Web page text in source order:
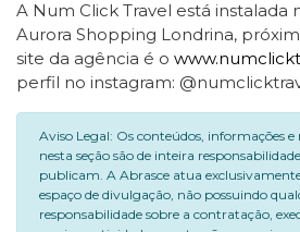
A Num Click Travel está instalada
Aurora Shopping Londrina,
site da agência é o
perfil no instagram:
Aviso Legal: Os conteúdos, informações
nesta seção são de inteira
publicam. A Abrasce atua
espaço de divulgação, não possuindo
responsabilidade sobre a contratação,